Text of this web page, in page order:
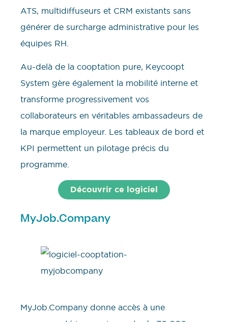
ATS, multidiffuseurs et CRM existants sans
générer de surcharge administrative pour les
équipes RH.
Au-delà de la cooptation pure, Keycoopt
System gère également la mobilité interne et
transforme progressivement vos
collaborateurs en véritables ambassadeurs de
la marque employeur. Les tableaux de bord et
KPI permettent un pilotage précis du
programme.
Découvrir ce logiciel
MyJob.Company
MyJob.Company donne accès à une